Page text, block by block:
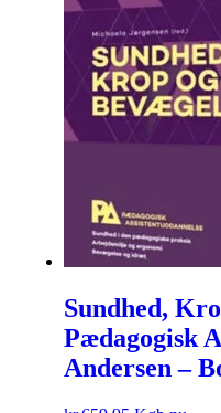
Sundhed,
Pædagogisk
Andersen –